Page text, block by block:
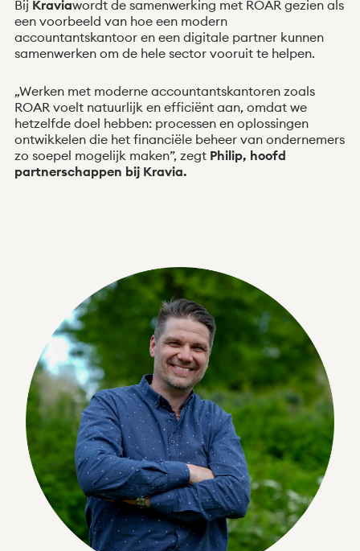
Bij Kraviawordt de samenwerking met ROAR gezien als
een voorbeeld van hoe een modern
accountantskantoor en een digitale partner kunnen
samenwerken om de hele sector vooruit te helpen.
„Werken met moderne accountantskantoren zoals
ROAR voelt natuurlijk en efficiënt aan, omdat we
hetzelfde doel hebben: processen en oplossingen
ontwikkelen die het financiële beheer van ondernemers
zo soepel mogelijk maken”, zegt Philip, hoofd
partnerschappen bij Kravia.